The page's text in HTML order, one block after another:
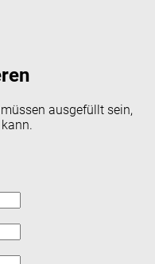
ausgefüllt sein,